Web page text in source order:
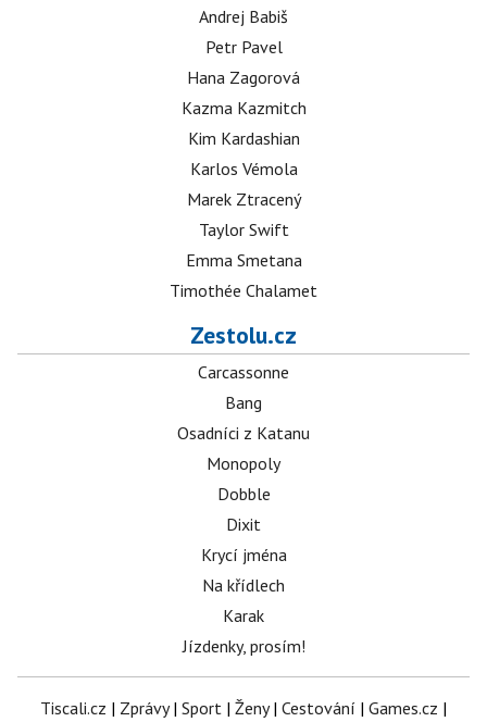
Andrej Babiš
Petr Pavel
Hana Zagorová
Kazma Kazmitch
Kim Kardashian
Karlos Vémola
Marek Ztracený
Taylor Swift
Emma Smetana
Timothée Chalamet
Zestolu.cz
Carcassonne
Bang
Osadníci z Katanu
Monopoly
Dobble
Dixit
Krycí jména
Na křídlech
Karak
Jízdenky, prosím!
Tiscali.cz | Zprávy| Sport | Ženy| Cestování | Games.cz |